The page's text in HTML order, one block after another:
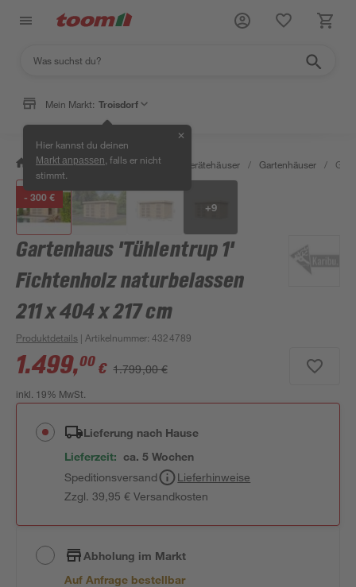
Mein Markt: Troisdorf
Hier kannst du deinen
Markt anpassen , falls er nicht
stimmt.
✕
/ Garten & Freizeit / Garten- & Gerätehäuser / Gartenhäuser /
- 300 €
+9
Gartenhaus 'Tühlentrup 1'
Fichtenholz naturbelassen
211 x 404 x 217 cm
Produktdetails | Artikelnummer:4324789
1.499,00 € 1.799,00 €
inkl. 19% MwSt.
Lieferung nach Hause
Lieferzeit: ca. 5 Wochen
Speditionsversand
Lieferhinweise
Zzgl. 39,95 € Versandkosten
Abholung im Markt
Auf Anfrage bestellbar